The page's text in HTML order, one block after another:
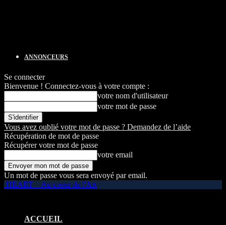
ANNONCEURS
Se connecter
Bienvenue ! Connectez-vous à votre compte :
votre nom d'utilisateur
votre mot de passe
Vous avez oublié votre mot de passe ? Demandez de l’aide
Récupération de mot de passe
Récupérer votre mot de passe
votre email
Un mot de passe vous sera envoyé par email.
HEART – Au coeur de l'Art
ACCUEIL